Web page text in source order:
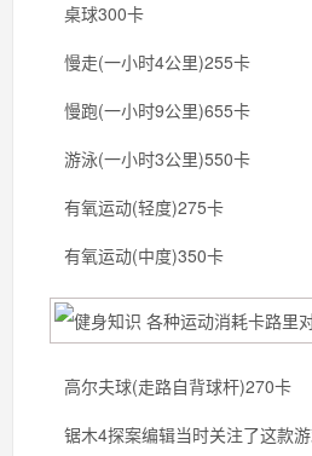
桌球300卡
慢走(一小时4公里)255卡
慢跑(一小时9公里)655卡
游泳(一小时3公里)550卡
有氧运动(轻度)275卡
有氧运动(中度)350卡
高尔夫球(走路自背球杆)270卡
锯木4探案编辑当时关注了这款游